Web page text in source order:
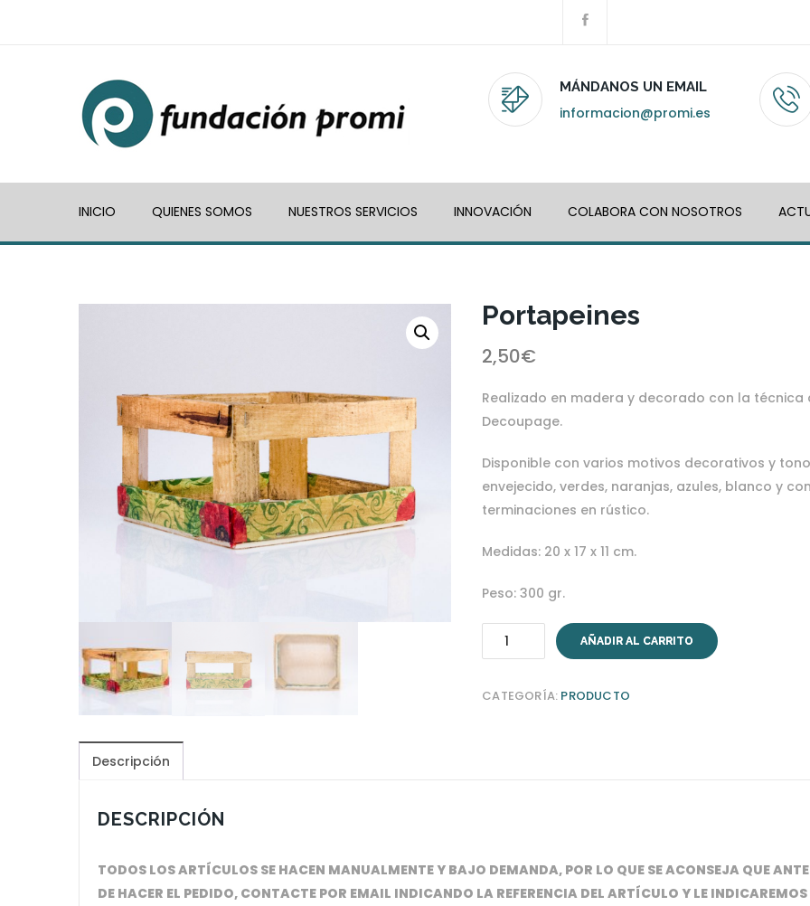
MÁNDANOS UN EMAIL
informacion@promi.es
INICIO QUIENES SOMOS NUESTROS SERVICIOS INNOVACIÓN COLABORA CON NOSOTROS
Portapeines
2,50€
Realizado en madera y decorado con la técnica
Decoupage.
Disponible con varios motivos decorativos y
envejecido, verdes, naranjas, azules, blanco y
terminaciones en rústico.
Medidas: 20 x 17 x 11 cm.
Peso: 300 gr.
Portapeines
cantidad
AÑADIR AL CARRITO
CATEGORÍA: PRODUCTO
Descripción
DESCRIPCIÓN
TODOS LOS ARTÍCULOS SE HACEN MANUALMENTE Y BAJO DEMANDA, POR LO QUE SE ACONSEJA QUE
DE HACER EL PEDIDO, CONTACTE POR EMAIL INDICANDO LA REFERENCIA DEL ARTÍCULO Y LE INDICAREMOS